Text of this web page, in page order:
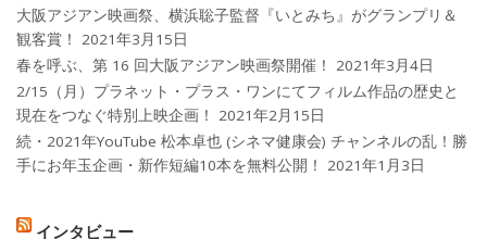
大阪アジアン映画祭、横浜聡子監督『いとみち』がグランプリ＆
観客賞！
2021年3月15日
春を呼ぶ、第 16 回大阪アジアン映画祭開催！
2021年3月4日
2/15（月）プラネット・プラス・ワンにてフィルム作品の歴史と
現在をつなぐ特別上映企画！
2021年2月15日
続・2021年YouTube 松本卓也 (シネマ健康会) チャンネルの乱！勝
手にお年玉企画・新作短編10本を無料公開！
2021年1月3日
インタビュー